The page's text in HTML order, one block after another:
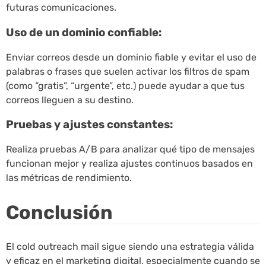
futuras comunicaciones.
Uso de un dominio confiable:
Enviar correos desde un dominio fiable y evitar el uso de
palabras o frases que suelen activar los filtros de spam
(como “gratis”, “urgente”, etc.) puede ayudar a que tus
correos lleguen a su destino.
Pruebas y ajustes constantes:
Realiza pruebas A/B para analizar qué tipo de mensajes
funcionan mejor y realiza ajustes continuos basados en
las métricas de rendimiento.
Conclusión
El cold outreach mail sigue siendo una estrategia válida
y eficaz en el marketing digital, especialmente cuando se